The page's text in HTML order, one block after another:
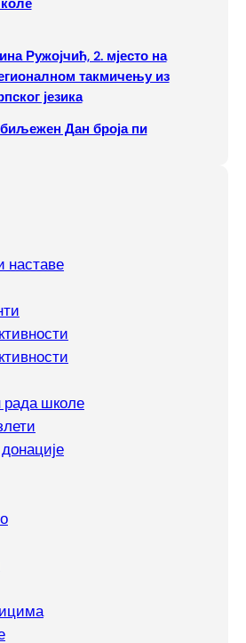
Ружојчић, 2. мјесто на
такмичењу из
језика
Дан броја пи
наставе
школе